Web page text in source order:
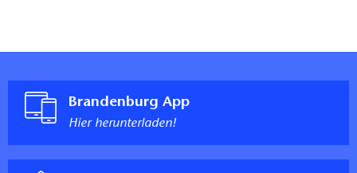
Brandenburg App
Hier herunterladen!